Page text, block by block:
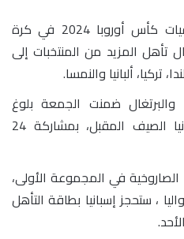
تشهد الجولة الثامنة من تصفيات كأس أوروبا 2024 في كرة
تأهل المزيد من المنتخبات إلى
تركيا، ألبانيا والنمسا.
والبرتغال ضمنت الجمعة بلوغ
النهائيات التي تستضيفها ألمانيا الصيف المقبل، بمشاركة 24
الصاروخية في المجموعة الأولى،
، ستحجز إسبانيا بطاقة التأهل